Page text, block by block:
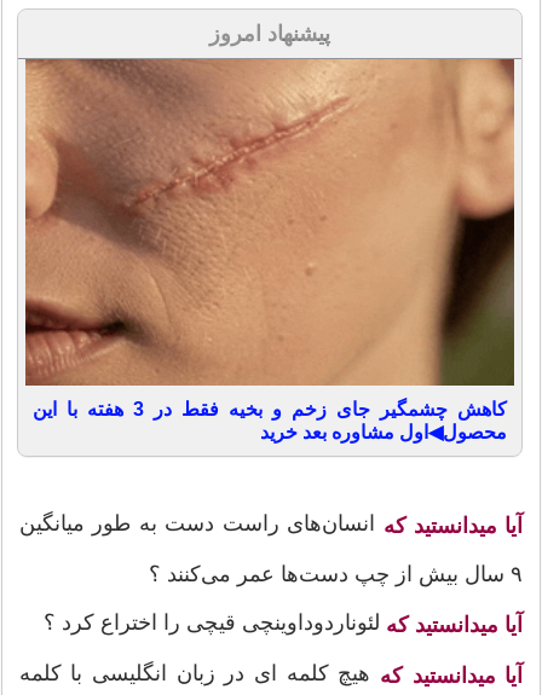
پیشنهاد امروز
کاهش چشمگیر جای زخم و بخیه فقط در 3 هفته با این
محصول◀اول مشاوره بعد خرید
آیا میدانستید که انسان‌های راست دست به طور میانگین
۹ سال بیش از چپ دست‌ها عمر می‌کنند ؟
آیا میدانستید که لئوناردوداوینچی قیچی را اختراع کرد ؟
آیا میدانستید که هیچ کلمه ای در زبان انگلیسی با کلمه